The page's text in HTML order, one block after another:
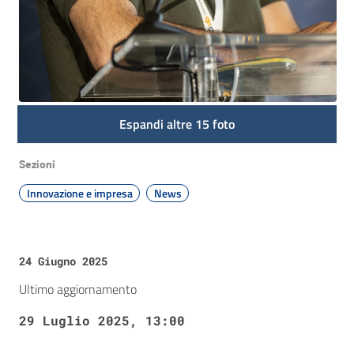
Espandi altre 15 foto
Sezioni
Innovazione e impresa News
24 Giugno 2025
Ultimo aggiornamento
29 Luglio 2025, 13:00